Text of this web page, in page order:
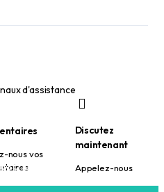
d'assistance
nous vos
Discutez
maintenant
Appelez-nous